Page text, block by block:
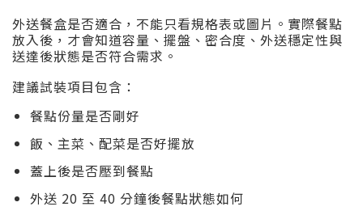
外送餐盒是否適合，不能只看規格表或圖片。實際餐點
放入後，才會知道容量、擺盤、密合度、外送穩定性與
送達後狀態是否符合需求。
建議試裝項目包含：
餐點份量是否剛好
飯、主菜、配菜是否好擺放
蓋上後是否壓到餐點
外送 20 至 40 分鐘後餐點狀態如何